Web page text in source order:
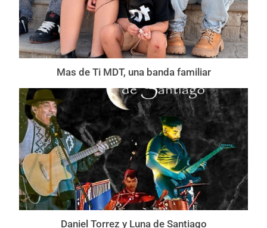
Mas de Ti MDT, una banda familiar
Daniel Torrez y Luna de Santiago